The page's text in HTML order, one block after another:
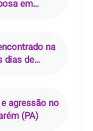
em
na
dias de
agressão no
(PA)